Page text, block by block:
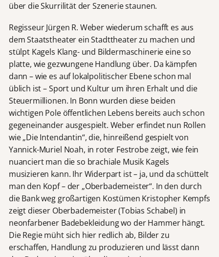
über die Skurrilität der Szenerie staunen.
Regisseur Jürgen R. Weber wiederum schafft es aus
dem Staatstheater ein Stadttheater zu machen und
stülpt Kagels Klang- und Bildermaschinerie eine so
platte, wie gezwungene Handlung über. Da kämpfen
dann – wie es auf lokalpolitischer Ebene schon mal
üblich ist – Sport und Kultur um ihren Erhalt und die
Steuermillionen. In Bonn wurden diese beiden
wichtigen Pole öffentlichen Lebens bereits auch schon
gegeneinander ausgespielt. Weber erfindet nun Rollen
wie „Die Intendantin“, die, hinreißend gespielt von
Yannick-Muriel Noah, in roter Festrobe zeigt, wie fein
nuanciert man die so brachiale Musik Kagels
musizieren kann. Ihr Widerpart ist – ja, und da schüttelt
man den Kopf – der „Oberbademeister“. In den durch
die Bank weg großartigen Kostümen Kristopher Kempfs
zeigt dieser Oberbademeister (Tobias Schabel) in
neonfarbener Badebekleidung wo der Hammer hängt.
Die Regie müht sich hier redlich ab, Bilder zu
erschaffen, Handlung zu produzieren und lässt dann